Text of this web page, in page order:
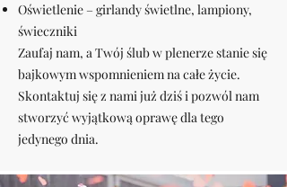
Oświetlenie – girlandy świetlne, lampiony,
świeczniki
Zaufaj nam, a Twój ślub w plenerze stanie się
bajkowym wspomnieniem na całe życie.
Skontaktuj się z nami już dziś i pozwól nam
stworzyć wyjątkową oprawę dla tego
jedynego dnia.